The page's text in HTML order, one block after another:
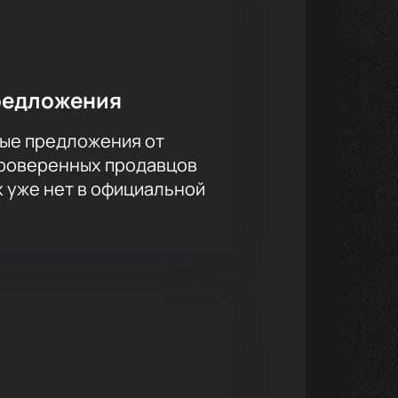
впечатления от просмотра.
предложения от
продавцов
нет в официальной